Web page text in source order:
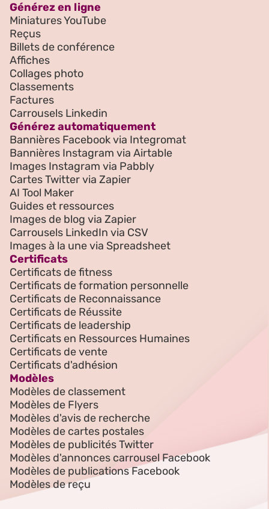
Générez en ligne
Miniatures YouTube
Reçus
Billets de conférence
Affiches
Collages photo
Classements
Factures
Carrousels Linkedin
Générez automatiquement
Bannières Facebook via Integromat
Bannières Instagram via Airtable
Images Instagram via Pabbly
Cartes Twitter via Zapier
AI Tool Maker
Guides et ressources
Images de blog via Zapier
Carrousels LinkedIn via CSV
Images à la une via Spreadsheet
Certificats
Certificats de fitness
Certificats de formation personnelle
Certificats de Reconnaissance
Certificats de Réussite
Certificats de leadership
Certificats en Ressources Humaines
Certificats de vente
Certificats d'adhésion
Modèles
Modèles de classement
Modèles de Flyers
Modèles d'avis de recherche
Modèles de cartes postales
Modèles de publicités Twitter
Modèles d'annonces carrousel Facebook
Modèles de publications Facebook
Modèles de reçu